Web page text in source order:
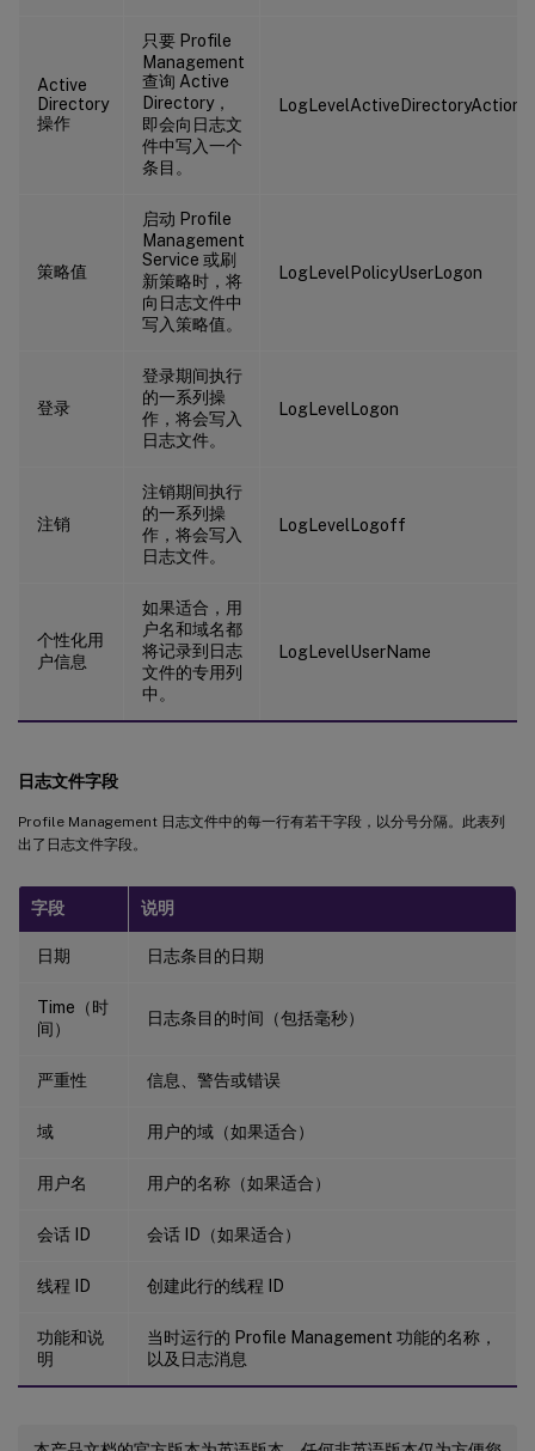
Active
Directory
操作
只要 Profile
Management
查询 Active
Directory，
即会向日志文
件中写入一个
条目。
LogLevelActiveDirectoryActions
策略值
启动 Profile
Management
Service 或刷
新策略时，将
向日志文件中
写入策略值。
LogLevelPolicyUserLogon
登录
登录期间执行
的一系列操
作，将会写入
日志文件。
LogLevelLogon
注销
注销期间执行
的一系列操
作，将会写入
日志文件。
LogLevelLogoff
个性化用
户信息
如果适合，用
户名和域名都
将记录到日志
文件的专用列
中。
LogLevelUserName
日志文件字段
Profile Management 日志文件中的每一行有若干字段，以分号分隔。此表列
出了日志文件字段。
字段 说明
日期 日志条目的日期
Time（时
间）
日志条目的时间（包括毫秒）
严重性 信息、警告或错误
域 用户的域（如果适合）
用户名 用户的名称（如果适合）
会话 ID 会话 ID（如果适合）
线程 ID 创建此行的线程 ID
功能和说
明
当时运行的 Profile Management 功能的名称，
以及日志消息